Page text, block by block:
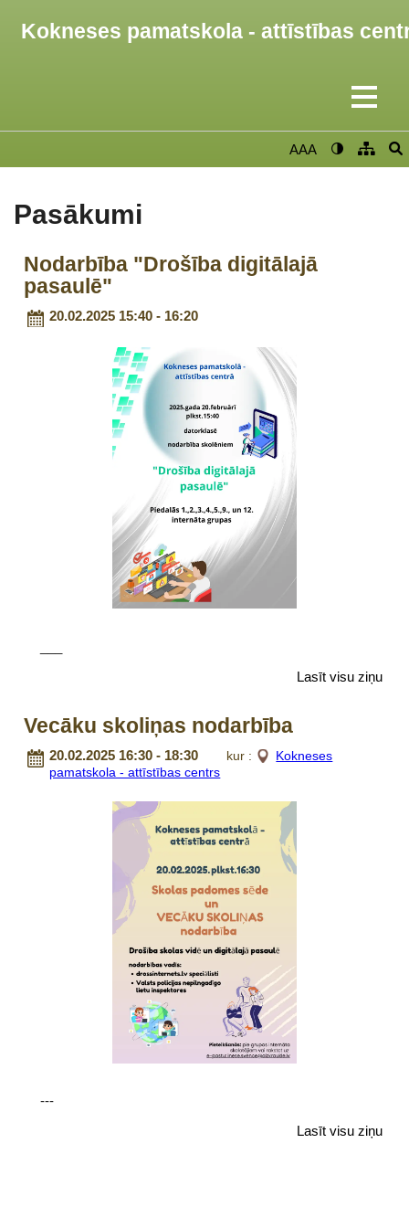
Kokneses pamatskola - attīstības
AAA
Pasākumi
Nodarbība "Drošība digitālajā
pasaulē"
20.02.2025 15:40 - 16:20
Lasīt visu ziņu
Vecāku skoliņas nodarbība
20.02.2025 16:30 - 18:30 kur :
Kokneses
pamatskola - attīstības centrs
---
Lasīt visu ziņu